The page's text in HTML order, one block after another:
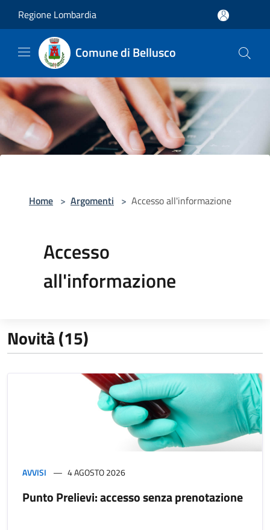
Regione Lombardia
Comune di Bellusco
Home > Argomenti > Accesso all'informazione
Accesso
all'informazione
Novità (15)
AVVISI 4 AGOSTO 2026
Punto Prelievi: accesso senza prenotazione